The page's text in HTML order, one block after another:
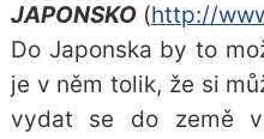
JAPONSKO(http://
Do Japonska by to
je v něm tolik, že si
vydat se do země